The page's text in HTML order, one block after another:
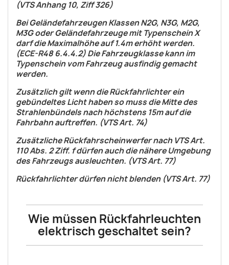
(VTS Anhang 10, Ziff 326)
Bei Geländefahrzeugen Klassen N2G, N3G, M2G,
M3G oder Geländefahrzeuge mit Typenschein X
darf die Maximalhöhe auf 1.4m erhöht werden.
(ECE-R48 6.4.4.2) Die Fahrzeugklasse kann im
Typenschein vom Fahrzeug ausfindig gemacht
werden.
Zusätzlich gilt wenn die Rückfahrlichter ein
gebündeltes Licht haben so muss die Mitte des
Strahlenbündels nach höchstens 15m auf die
Fahrbahn auftreffen. (VTS Art. 74)
Zusätzliche Rückfahrscheinwerfer nach VTS Art.
110 Abs. 2 Ziff. f dürfen auch die nähere Umgebung
des Fahrzeugs ausleuchten. (VTS Art. 77)
Rückfahrlichter dürfen nicht blenden (VTS Art. 77)
Wie müssen Rückfahrleuchten
elektrisch geschaltet sein?